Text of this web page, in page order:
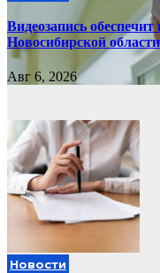
Видеозапись
Новосибирской области
Авг 6, 2026
Новости